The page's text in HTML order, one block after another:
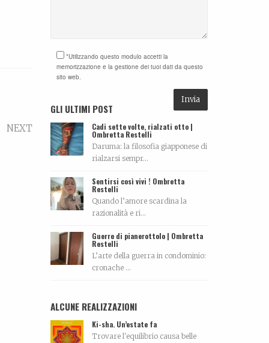
NEXT
*Utilizzando questo modulo accetti la
memorizzazione e la gestione dei tuoi dati da questo
sito web.
GLI ULTIMI POST
Cadi sette volte, rialzati otto |
Ombretta Restelli
Daruma: la filosofia giapponese di
rialzarsi sempr...
Sentirsi così vivi ! Ombretta
Restelli
Quando l’amore scardina la
razionalità e ri...
Guerre di pianerottolo | Ombretta
Restelli
L’arte della guerra in condominio:
cronache ...
ALCUNE REALIZZAZIONI
Ki-sha. Un’estate fa
Trovare l'equilibrio causa belle